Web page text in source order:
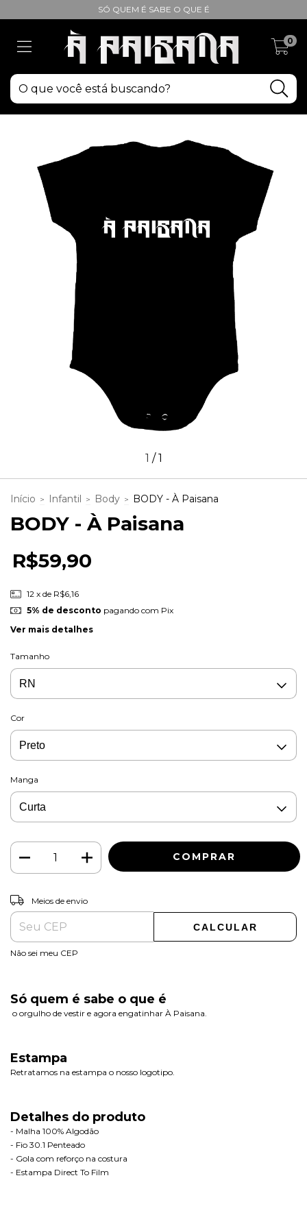
SÓ QUEM É SABE O QUE É
0
1 /1
Início > Infantil > Body > BODY - À Paisana
BODY - À Paisana
R$59,90
12 x de R$6,16
5% de desconto pagando com Pix
Ver mais detalhes
Tamanho
Cor
Manga
Entregas para o CEP:
Meios de envio
CALCULAR
Não sei meu CEP
Só quem é sabe o que é
o orgulho de vestir e agora engatinhar À Paisana.
Estampa
Retratamos na estampa o nosso logotipo.
Detalhes do produto
- Malha 100% Algodão
- Fio 30.1 Penteado
- Gola com reforço na costura
- Estampa Direct To Film